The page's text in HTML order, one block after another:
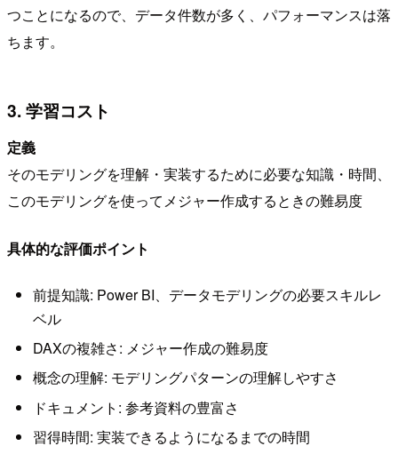
つことになるので、データ件数が多く、パフォーマンスは落
ちます。
3. 学習コスト
定義
そのモデリングを理解・実装するために必要な知識・時間、
このモデリングを使ってメジャー作成するときの難易度
具体的な評価ポイント
前提知識: Power BI、データモデリングの必要スキルレ
ベル
DAXの複雑さ: メジャー作成の難易度
概念の理解: モデリングパターンの理解しやすさ
ドキュメント: 参考資料の豊富さ
習得時間: 実装できるようになるまでの時間